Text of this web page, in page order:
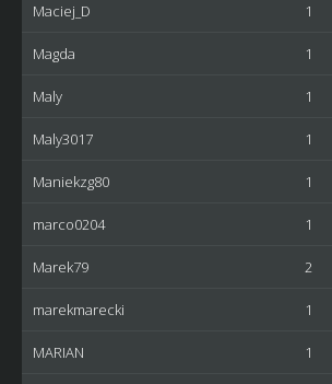
Maciej_D 1
Magda 1
Maly 1
Maly3017 1
Maniekzg80 1
marco0204 1
Marek79 2
marekmarecki 1
MARIAN 1